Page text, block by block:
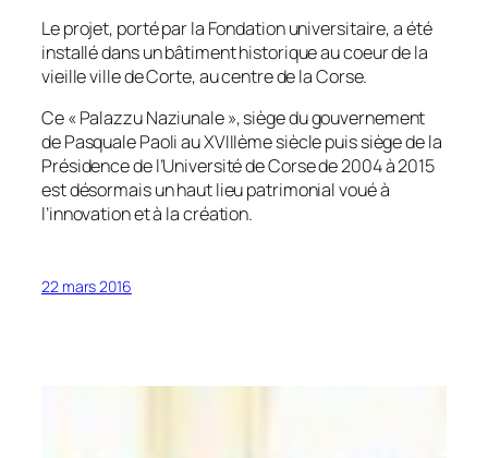
Le projet, porté par la Fondation universitaire, a été
installé dans un bâtiment historique au coeur de la
vieille ville de Corte, au centre de la Corse.
Ce «Palazzu Naziunale», siège du gouvernement
de Pasquale Paoli au XVIIIème siècle puis siège de la
Présidence de l’Université de Corse de 2004 à 2015
est désormais un haut lieu patrimonial voué à
l’innovation et à la création.
22 mars 2016